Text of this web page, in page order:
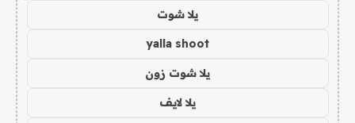
يلا شوت
yalla shoot
يلا شوت زون
يلا لايف